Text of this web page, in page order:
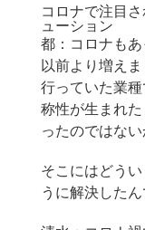
コロナで注目
ューション
都：コロナも
以前より増え
行っていた業
称性が生まれ
ったのではない
そこにはどう
うに解決した